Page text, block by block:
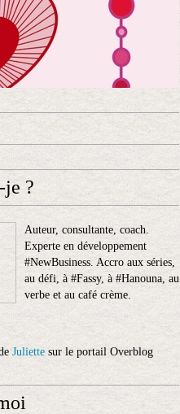
je ?
Auteur, consultante, coach.
Experte en développement
#NewBusiness. Accro aux séries,
au défi, à #Fassy, à #Hanouna, au
verbe et au café crème.
Juliette sur le portail Overblog